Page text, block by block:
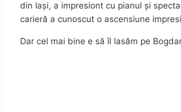
din Iași, a impresiont cu pianul și
carieră a cunoscut o ascensiune
Dar cel mai bine e să îl lasăm pe